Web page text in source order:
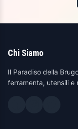
Chi Siamo
Il Paradiso della
ferramenta, utensili e